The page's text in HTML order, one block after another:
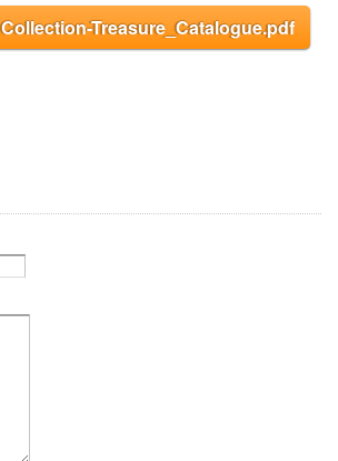
Collection-Treasure_Catalogue.pdf